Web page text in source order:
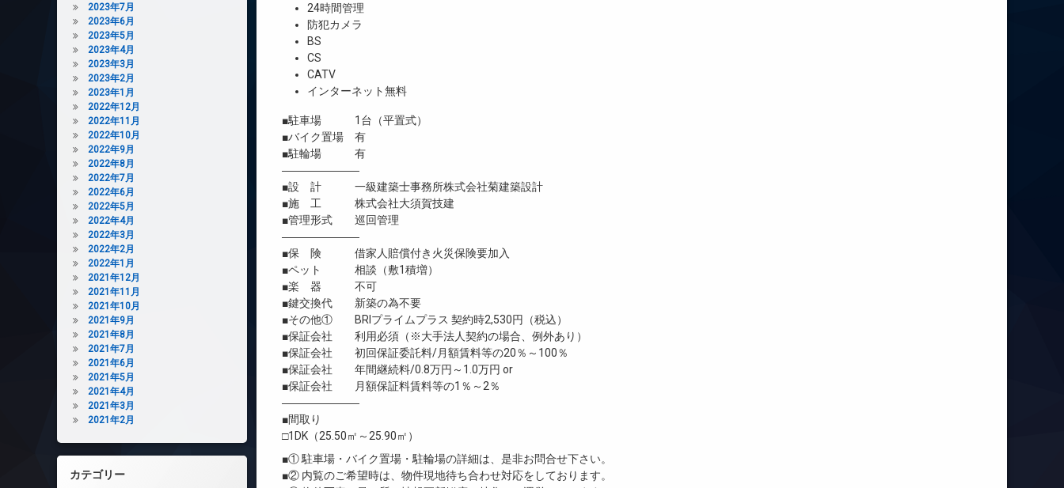
24時間管理
防犯カメラ
BS
CS
CATV
インターネット無料
■駐車場 1台（平置式）
■バイク置場 有
■駐輪場 有
―――――――
■設 計 一級建築士事務所株式会社菊建築設計
■施 工 株式会社大須賀技建
■管理形式 巡回管理
―――――――
■保 険 借家人賠償付き火災保険要加入
■ペット 相談（敷1積増）
■楽 器 不可
■鍵交換代 新築の為不要
■その他① BRIプライムプラス 契約時2,530円（税込）
■保証会社 利用必須（※大手法人契約の場合、例外あり）
■保証会社 初回保証委託料/月額賃料等の20％～100％
■保証会社 年間継続料/0.8万円～1.0万円 or
■保証会社 月額保証料賃料等の1％～2％
―――――――
■間取り
□1DK（25.50㎡～25.90㎡）
■① 駐車場・バイク置場・駐輪場の詳細は、是非お問合せ下さい。
■② 内覧のご希望時は、物件現地待ち合わせ対応をしております。
2023年7月
2023年6月
2023年5月
2023年4月
2023年3月
2023年2月
2023年1月
2022年12月
2022年11月
2022年10月
2022年9月
2022年8月
2022年7月
2022年6月
2022年5月
2022年4月
2022年3月
2022年2月
2022年1月
2021年12月
2021年11月
2021年10月
2021年9月
2021年8月
2021年7月
2021年6月
2021年5月
2021年4月
2021年3月
2021年2月
カテゴリー